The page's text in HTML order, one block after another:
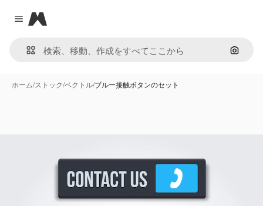
Close menu
Magnific
画像で
ホーム/ストック/ベクトル/ブルー接触ボタンのセット